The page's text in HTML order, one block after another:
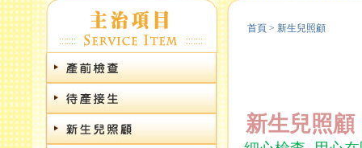
首頁 > 新生兒照顧
新生兒照顧